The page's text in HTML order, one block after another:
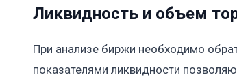
Ликвидность и объем
При анализе биржи необходимо
показателями ликвидности